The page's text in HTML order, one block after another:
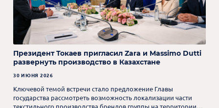
Президент Токаев пригласил Zara и Massimo Dutti
развернуть производство в Казахстане
30 ИЮНЯ 2026
Ключевой темой встречи стало предложение Главы
государства рассмотреть возможность локализации части
текстильного производства брендов группы на территории